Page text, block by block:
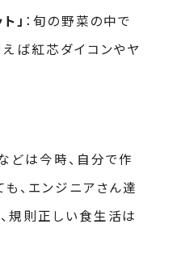
」 ：旬の野菜の中で
えば紅芯ダイコンやヤ
どは今時、自分で作
、エンジニアさん達
規則正しい食生活は